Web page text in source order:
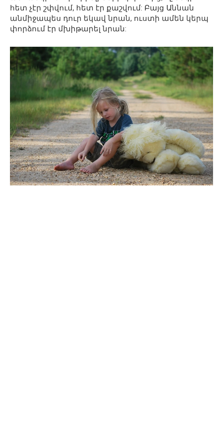
հետ չէր շփվում, հետ էր քաշվում: Բայց Աննան
անմիջապես դուր եկավ նրան, ուստի ամեն կերպ
փորձում էր մխիթարել նրան: